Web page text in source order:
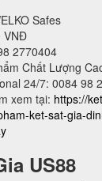
Safes
VNĐ
2770404
Chất Lượng
24/7: 0084 98
xem tại: https://
ket-sat-gia-
US88